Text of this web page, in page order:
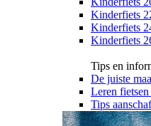
Kinderfiets
Kinderfiets
Kinderfiets
Tips en
De juiste
Leren
Tips